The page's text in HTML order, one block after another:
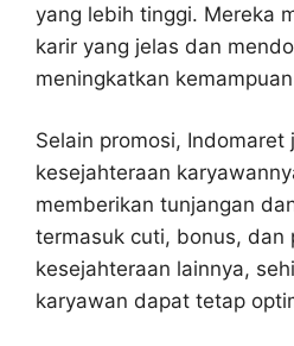
yang lebih tinggi. Mereka
karir yang jelas dan
meningkatkan
Selain promosi, Indomaret
kesejahteraan
memberikan tunjangan
termasuk cuti, bonus, dan
kesejahteraan lainnya,
karyawan dapat tetap